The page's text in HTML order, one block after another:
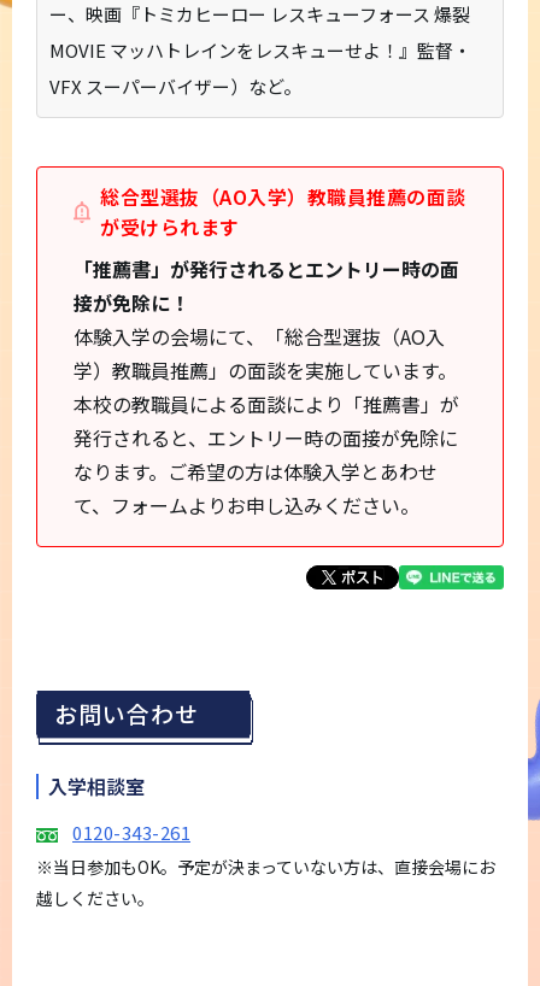
ー、映画『トミカヒーロー レスキューフォース 爆裂
MOVIE マッハトレインをレスキューせよ！』監督・
VFX スーパーバイザー）など。
総合型選抜（AO入学）教職員推薦の面談
が受けられます
「推薦書」が発行されるとエントリー時の面
接が免除に！
体験入学の会場にて、「総合型選抜（AO入
学）教職員推薦」の面談を実施しています。
本校の教職員による面談により「推薦書」が
発行されると、エントリー時の面接が免除に
なります。ご希望の方は体験入学とあわせ
て、フォームよりお申し込みください。
お問い合わせ
入学相談室
0120-343-261
※当日参加もOK。予定が決まっていない方は、直接会場にお
越しください。